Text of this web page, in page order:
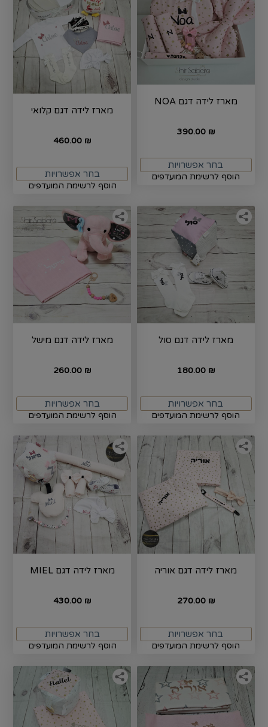
מארז לידה דגם NOA
390.00 ₪
בחר אפשרויות
הוסף לרשימת המועדפים
מארז לידה דגם קלואי
460.00 ₪
בחר אפשרויות
הוסף לרשימת המועדפים
מארז לידה דגם סול
180.00 ₪
בחר אפשרויות
הוסף לרשימת המועדפים
מארז לידה דגם מישל
260.00 ₪
בחר אפשרויות
הוסף לרשימת המועדפים
מארז לידה דגם אוריה
270.00 ₪
בחר אפשרויות
הוסף לרשימת המועדפים
מארז לידה דגם MIEL
430.00 ₪
בחר אפשרויות
הוסף לרשימת המועדפים